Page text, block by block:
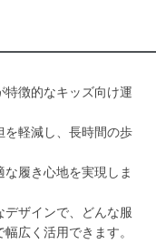
徴的なキッズ向け運
を軽減し、長時間の歩
履き心地を実現しま
ザインで、どんな服
広く活用できます。